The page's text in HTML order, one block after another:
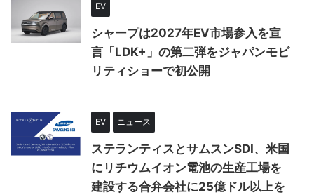
EV
シャープは2027年EV市場参入を宣
言「LDK+」の第二弾をジャパンモビ
リティショーで初公開
EV ニュース
ステランティスとサムスンSDI、米国
にリチウムイオン電池の生産工場を
建設する合弁会社に25億ドル以上を